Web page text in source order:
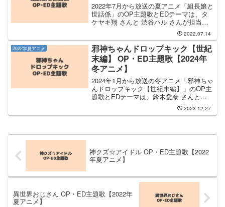
2022年7月から放送の夏アニメ「組長娘と
世話係」のOP主題歌とEDテーマは、タ
ケヤキ翔 さんと 渋谷ハル さんが担当し
ます。OP主題歌は タケヤキ翔 さんが担
当し、OP主題歌のタイトルは「未来のヒ
ーローたちへ」です。EDテーマは 渋谷ハ
ル...
2022.07.14
2022年夏アニメ
邪神ちゃんドロップキック【世紀
末編】 OP・ED主題歌【2024年
冬アニメ】
2024年1月から放送の冬アニメ「邪神ちゃ
んドロップキック【世紀末編】」のOP主
題歌とEDテーマは、鈴木愛奈 さんと
Leola さんが担当します。OP主題歌の担
2023.12.27
神クズ☆アイドル OP・ED主題歌【2022
年夏アニメ】
異世界おじさん OP・ED主題歌【2022年
夏アニメ】